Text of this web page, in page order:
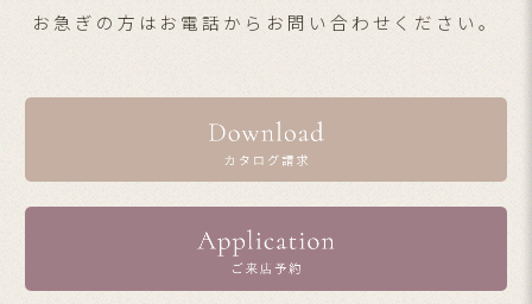
お急ぎの方はお電話からお問い合わせください。